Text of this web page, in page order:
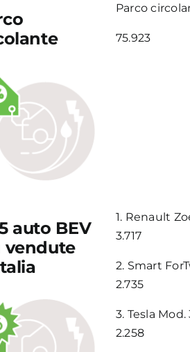
Parco
75.923
auto BEV
vendute
1. Renault
3.717
2. Smart
2.735
3. Tesla Mod.
2.258